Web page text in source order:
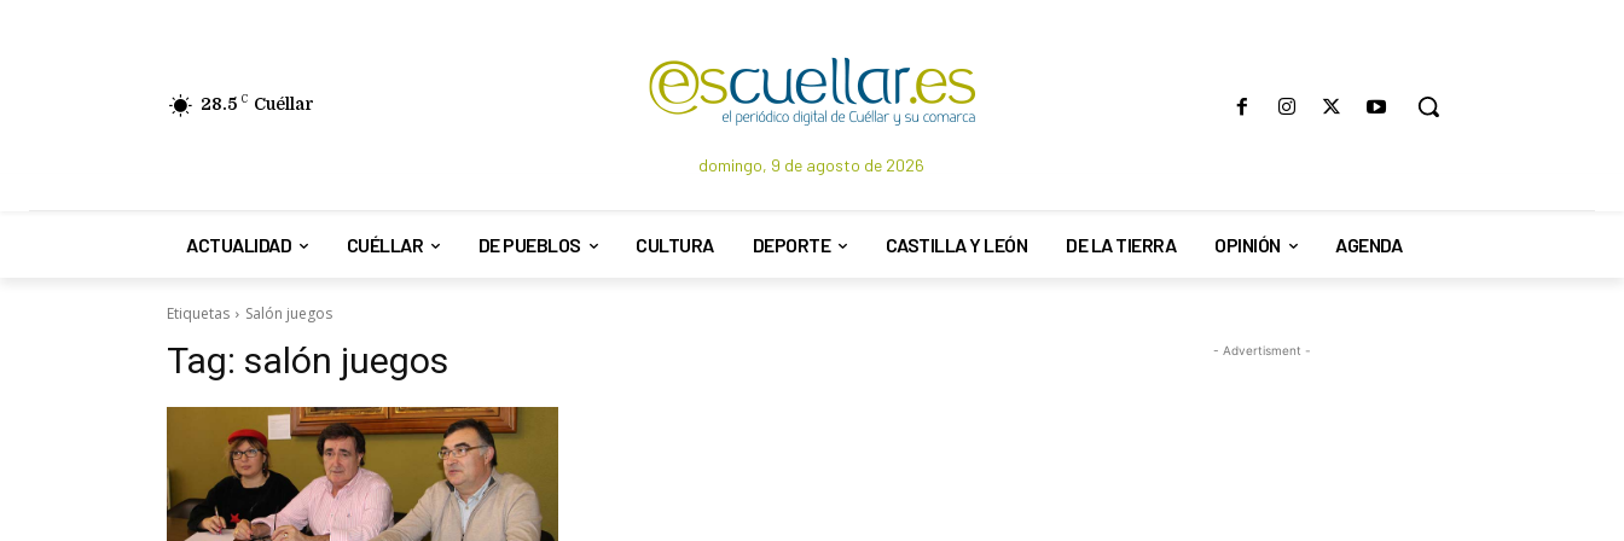
28.5 C Cuéllar
domingo, 9 de agosto de 2026
ACTUALIDAD CUÉLLAR DE PUEBLOS CULTURA DEPORTE CASTILLA Y LEÓN DE LA TIERRA OPINIÓN AGENDA
Etiquetas Salón juegos
Tag: salón juegos - Advertisment -